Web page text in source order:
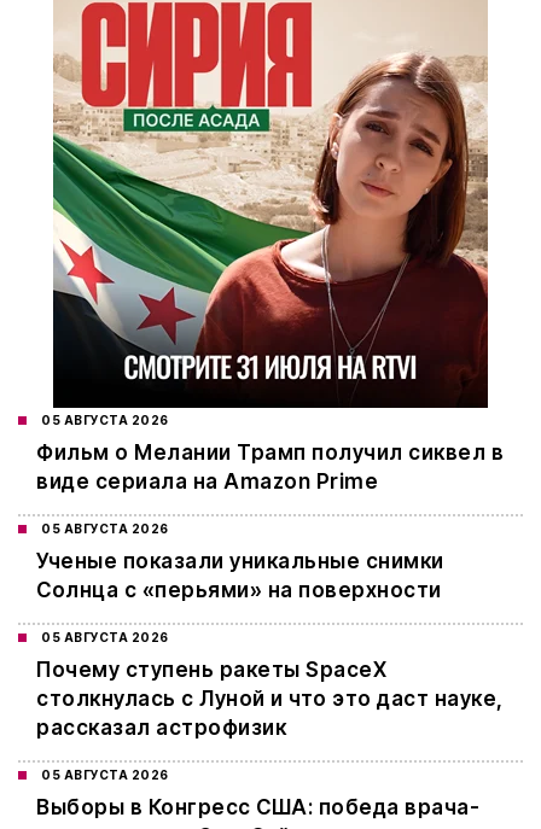
05 АВГУСТА 2026
Фильм о Мелании Трамп получил сиквел в
виде сериала на Amazon Prime
05 АВГУСТА 2026
Ученые показали уникальные снимки
Солнца с «перьями» на поверхности
05 АВГУСТА 2026
Почему ступень ракеты SpaceX
столкнулась с Луной и что это даст науке,
рассказал астрофизик
05 АВГУСТА 2026
Выборы в Конгресс США: победа врача-